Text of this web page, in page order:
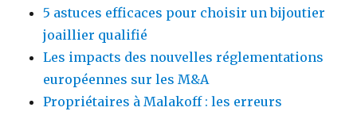
5 astuces efficaces pour choisir un bijoutier
joaillier qualifié
Les impacts des nouvelles réglementations
européennes sur les M&A
Propriétaires à Malakoff : les erreurs